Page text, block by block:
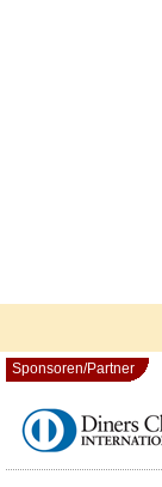
Sponsoren/Partner